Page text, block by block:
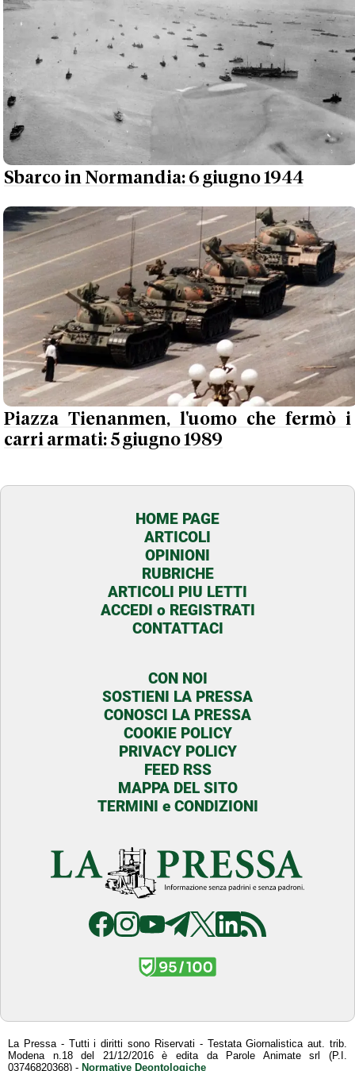
Sbarco in Normandia: 6 giugno 1944
Piazza Tienanmen, l'uomo che fermò i
carri armati: 5 giugno 1989
HOME PAGE
ARTICOLI
OPINIONI
RUBRICHE
ARTICOLI PIU LETTI
ACCEDI o REGISTRATI
CONTATTACI
CON NOI
SOSTIENI LA PRESSA
CONOSCI LA PRESSA
COOKIE POLICY
PRIVACY POLICY
FEED RSS
MAPPA DEL SITO
TERMINI e CONDIZIONI
La Pressa - Tutti i diritti sono Riservati - Testata Giornalistica aut. trib.
Modena n.18 del 21/12/2016 è edita da Parole Animate srl (P.I.
03746820368) - Normative Deontologiche